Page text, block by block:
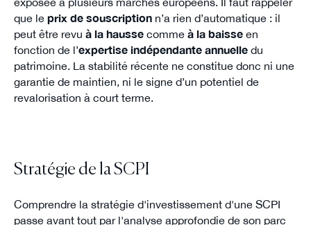
que le prix de souscriptionn’a rien d’automatique : il
peut être revu à la haussecomme à la baisseen
fonction de l’expertise indépendante annuelledu
patrimoine. La stabilité récente ne constitue donc ni une
garantie de maintien, ni le signe d’un potentiel de
revalorisation à court terme.
Stratégie de la SCPI
Comprendre la stratégie d'investissement d'une SCPI
passe avant tout par l'analyse approfondie de son parc